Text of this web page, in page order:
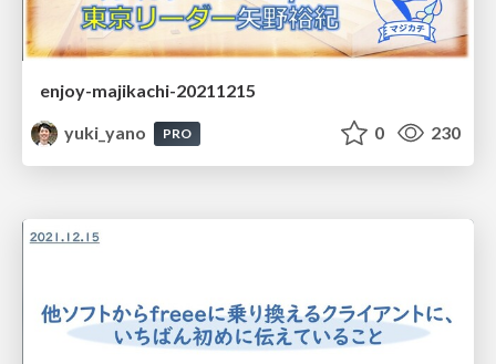
enjoy-majikachi-20211215
yuki_yano
PRO 0 230